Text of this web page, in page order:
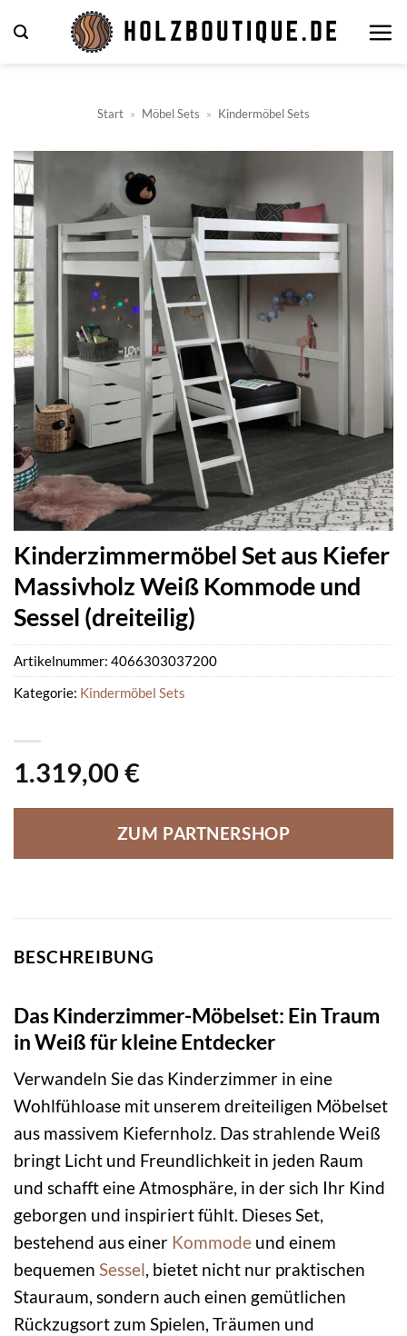
Inhalt
Start » Möbel Sets » Kindermöbel Sets
Kinderzimmermöbel Set aus Kiefer
Massivholz Weiß Kommode und
Sessel (dreiteilig)
1.319,00 €
ZUM PARTNERSHOP
Artikelnummer: 4066303037200
Kategorie: Kindermöbel Sets
BESCHREIBUNG
Das Kinderzimmer-Möbelset: Ein Traum
in Weiß für kleine Entdecker
Verwandeln Sie das Kinderzimmer in eine
Wohlfühloase mit unserem dreiteiligen Möbelset
aus massivem Kiefernholz. Das strahlende Weiß
bringt Licht und Freundlichkeit in jeden Raum
und schafft eine Atmosphäre, in der sich Ihr Kind
geborgen und inspiriert fühlt. Dieses Set,
bestehend aus einer Kommode und einem
bequemen Sessel, bietet nicht nur praktischen
Stauraum, sondern auch einen gemütlichen
Rückzugsort zum Spielen, Träumen und